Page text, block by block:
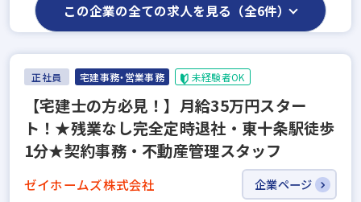
この企業の全ての求人を見る（全6件）
正社員 宅建事務・営業事務 未経験者OK
【宅建士の方必見！】月給35万円スター
ト！★残業なし完全定時退社・東十条駅徒歩
1分★契約事務・不動産管理スタッフ
ゼイホームズ株式会社 企業ページ